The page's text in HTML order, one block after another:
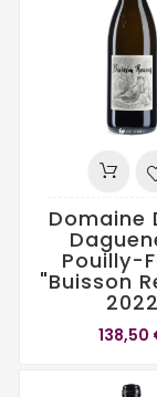
Domaine
Pouilly-
"Buisson
2022
138,50